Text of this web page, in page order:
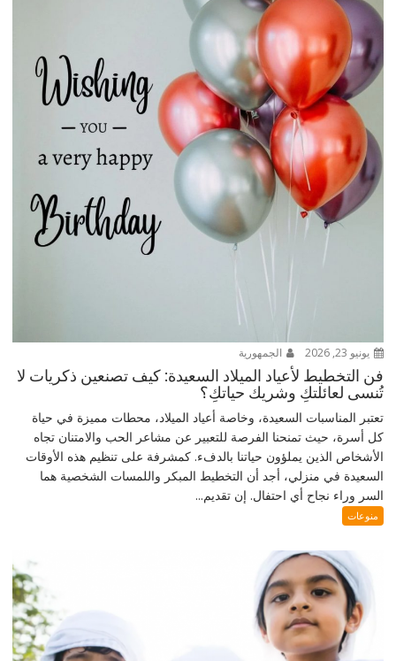
يونيو 23, 2026 الجمهورية
فن التخطيط لأعياد الميلاد السعيدة: كيف تصنعين ذكريات لا
تُنسى لعائلتكِ وشريك حياتكِ؟
تعتبر المناسبات السعيدة، وخاصة أعياد الميلاد، محطات مميزة في حياة
كل أسرة، حيث تمنحنا الفرصة للتعبير عن مشاعر الحب والامتنان تجاه
الأشخاص الذين يملؤون حياتنا بالدفء. كمشرفة على تنظيم هذه الأوقات
السعيدة في منزلي، أجد أن التخطيط المبكر واللمسات الشخصية هما
السر وراء نجاح أي احتفال. إن تقديم...
منوعات